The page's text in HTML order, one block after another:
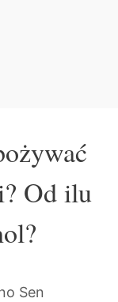
Od ilu
Sen